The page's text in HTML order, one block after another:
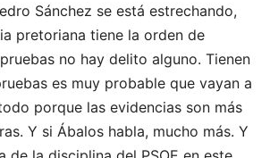
Sánchez se está estrechando,
pretoriana tiene la orden de
no hay delito alguno. Tienen
es muy probable que vayan a
porque las evidencias son más
Y si Ábalos habla, mucho más. Y